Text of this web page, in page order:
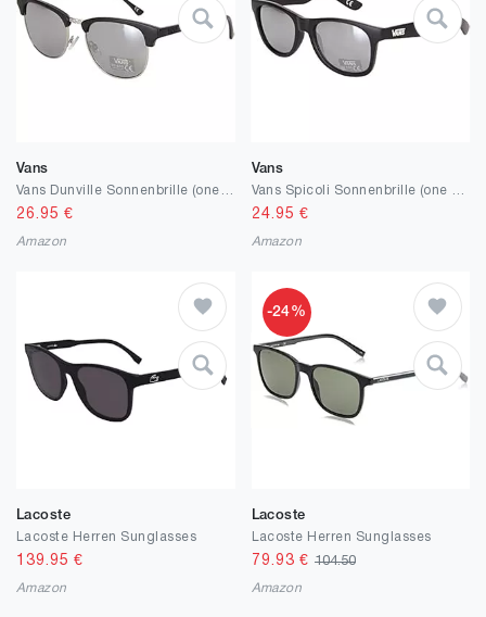
Vans
26.95 €
Amazon
Vans
24.95 €
Amazon
Lacoste
Lacoste Herren Sunglasses
139.95 €
Amazon
-24%
Lacoste
Lacoste Herren Sunglasses
79.93 € 104.50
Amazon